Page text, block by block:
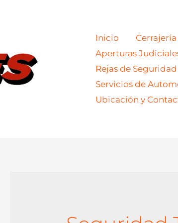
Inicio
Aperturas
Rejas de Seguridad
Servicios de
Ubicación y